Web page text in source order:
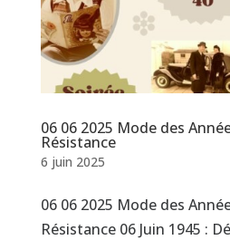
06 06 2025 Mode des
Résistance
6 juin 2025
06 06 2025 Mode des
Résistance 06 Juin 1945 :